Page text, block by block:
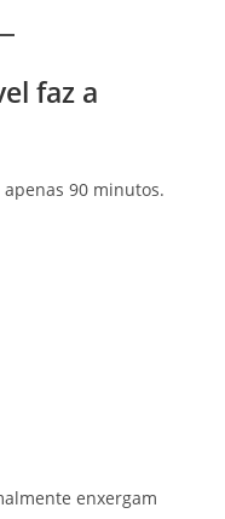
faz a
90 minutos.
enxergam